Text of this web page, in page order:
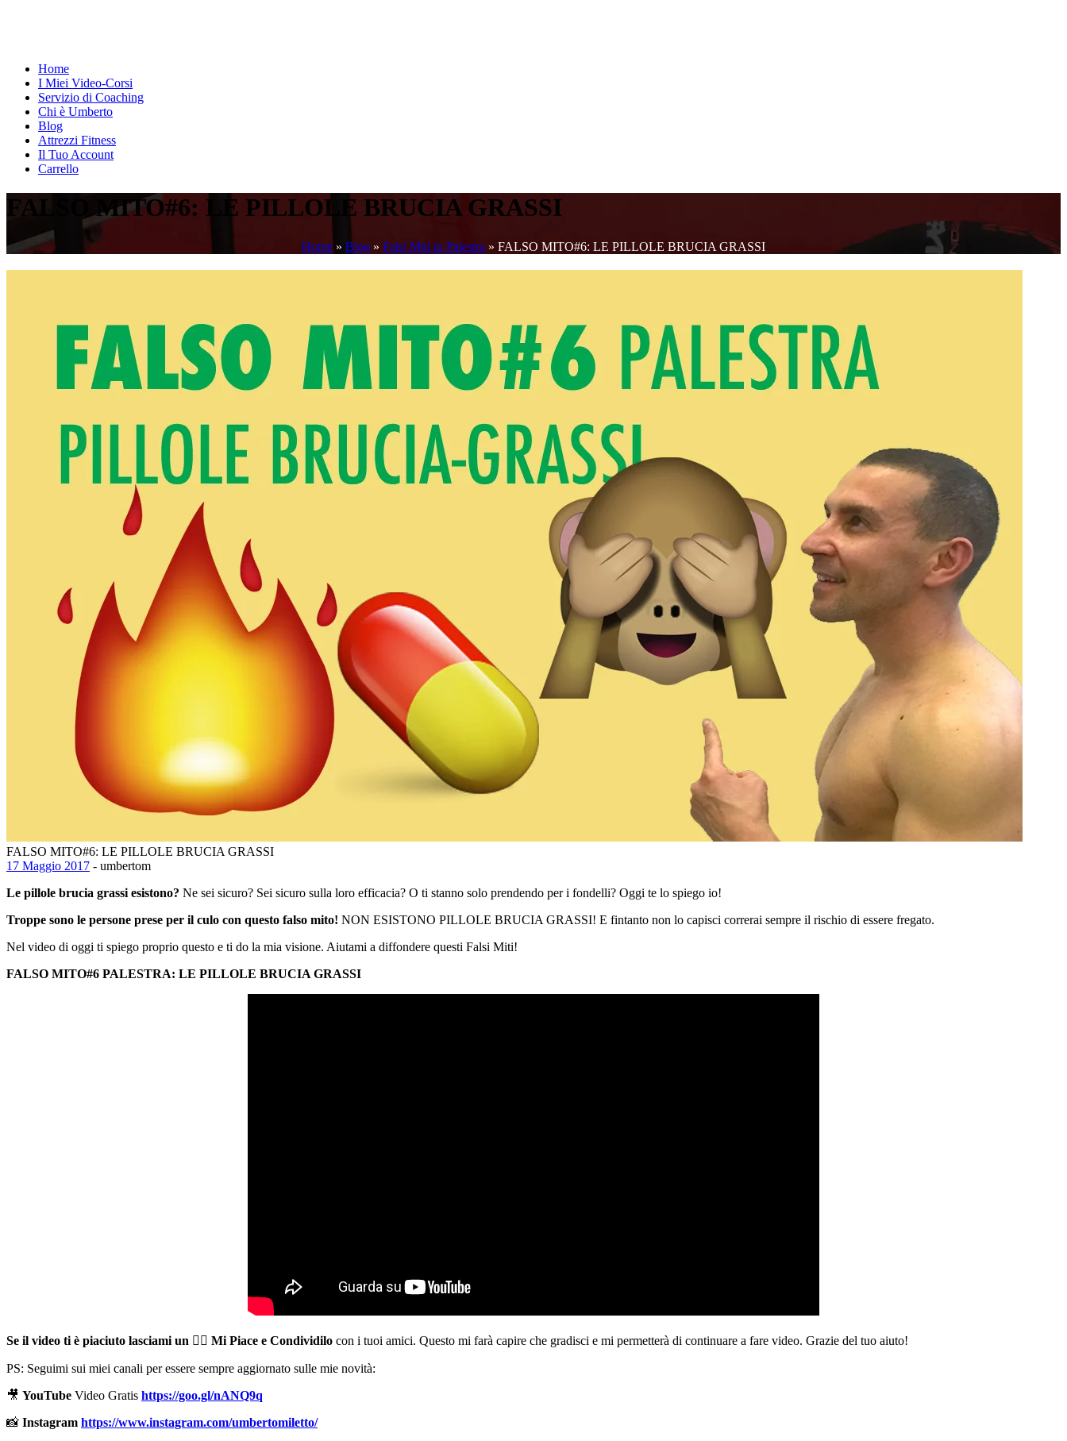
Home
I Miei Video-Corsi
Servizio di Coaching
Chi è Umberto
Blog
Attrezzi Fitness
Il Tuo Account
Carrello
FALSO MITO#6: LE PILLOLE BRUCIA GRASSI
Home » Blog » Falsi Miti in Palestra » FALSO MITO#6: LE PILLOLE BRUCIA GRASSI
FALSO MITO#6: LE PILLOLE BRUCIA GRASSI
17 Maggio 2017 - umbertom
Le pillole brucia grassi esistono? Ne sei sicuro? Sei sicuro sulla loro efficacia? O ti stanno solo prendendo per i fondelli? Oggi te lo spiego io!
Troppe sono le persone prese per il culo con questo falso mito! NON ESISTONO PILLOLE BRUCIA GRASSI! E fintanto non lo capisci correrai sempre il rischio di essere fregato.
Nel video di oggi ti spiego proprio questo e ti do la mia visione. Aiutami a diffondere questi Falsi Miti!
FALSO MITO#6 PALESTRA: LE PILLOLE BRUCIA GRASSI
Se il video ti è piaciuto lasciami un 👍🏻 Mi Piace e Condividilo con i tuoi amici. Questo mi farà capire che gradisci e mi permetterà di continuare a fare video. Grazie del tuo aiuto!
PS: Seguimi sui miei canali per essere sempre aggiornato sulle mie novità:
🎥 YouTube Video Gratis https://goo.gl/nANQ9q
📸 Instagram https://www.instagram.com/umbertomiletto/